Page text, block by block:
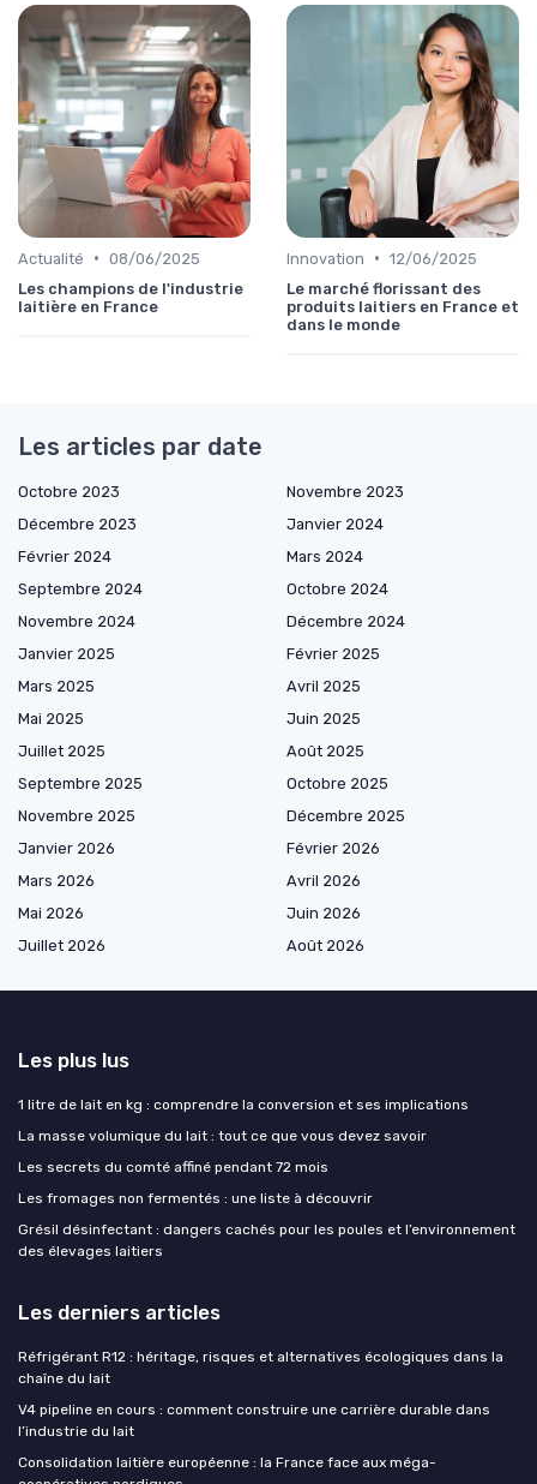
Actualité • 08/06/2025
Les champions de l'industrie
laitière en France
Innovation • 12/06/2025
Le marché florissant des
produits laitiers en France et
dans le monde
Les articles par date
Octobre 2023
Novembre 2023
Décembre 2023
Janvier 2024
Février 2024
Mars 2024
Septembre 2024
Octobre 2024
Novembre 2024
Décembre 2024
Janvier 2025
Février 2025
Mars 2025
Avril 2025
Mai 2025
Juin 2025
Juillet 2025
Août 2025
Septembre 2025
Octobre 2025
Novembre 2025
Décembre 2025
Janvier 2026
Février 2026
Mars 2026
Avril 2026
Mai 2026
Juin 2026
Juillet 2026
Août 2026
Les plus lus
1 litre de lait en kg : comprendre la conversion et ses implications
La masse volumique du lait : tout ce que vous devez savoir
Les secrets du comté affiné pendant 72 mois
Les fromages non fermentés : une liste à découvrir
Grésil désinfectant : dangers cachés pour les poules et l’environnement
des élevages laitiers
Les derniers articles
Réfrigérant R12 : héritage, risques et alternatives écologiques dans la
chaîne du lait
V4 pipeline en cours : comment construire une carrière durable dans
l’industrie du lait
Consolidation laitière européenne : la France face aux méga-